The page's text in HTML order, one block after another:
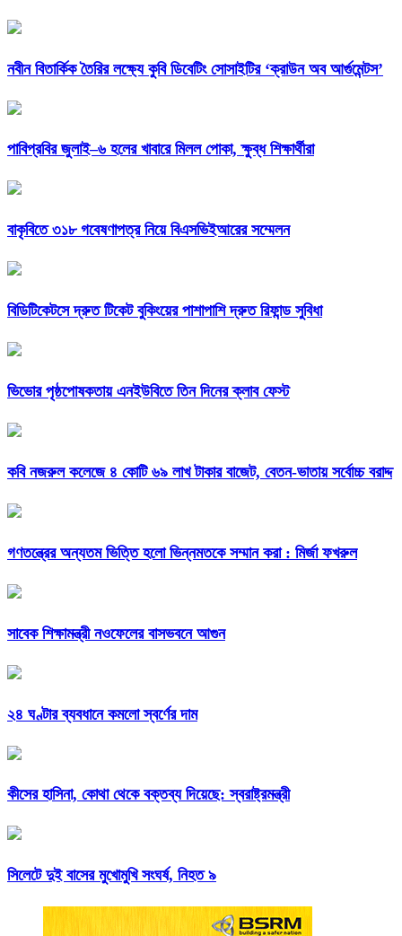
নবীন বিতার্কিক তৈরির লক্ষ্যে কুবি ডিবেটিং সোসাইটির ‘ক্রাউন অব আর্গুমেন্টস’
পাবিপ্রবির জুলাই–৬ হলের খাবারে মিলল পোকা, ক্ষুব্ধ শিক্ষার্থীরা
বাকৃবিতে ৩১৮ গবেষণাপত্র নিয়ে বিএসভিইআরের সম্মেলন
বিডিটিকেটসে দ্রুত টিকেট বুকিংয়ের পাশাপাশি দ্রুত রিফান্ড সুবিধা
ভিভোর পৃষ্ঠপোষকতায় এনইউবিতে তিন দিনের ক্লাব ফেস্ট
কবি নজরুল কলেজে ৪ কোটি ৬৯ লাখ টাকার বাজেট, বেতন-ভাতায় সর্বোচ্চ বরাদ্দ
গণতন্ত্রের অন্যতম ভিত্তি হলো ভিন্নমতকে সম্মান করা : মির্জা ফখরুল
সাবেক শিক্ষামন্ত্রী নওফেলের বাসভবনে আগুন
২৪ ঘণ্টার ব্যবধানে কমলো স্বর্ণের দাম
কীসের হাসিনা, কোথা থেকে বক্তব্য দিয়েছে: স্বরাষ্ট্রমন্ত্রী
সিলেটে দুই বাসের মুখোমুখি সংঘর্ষ, নিহত ৯